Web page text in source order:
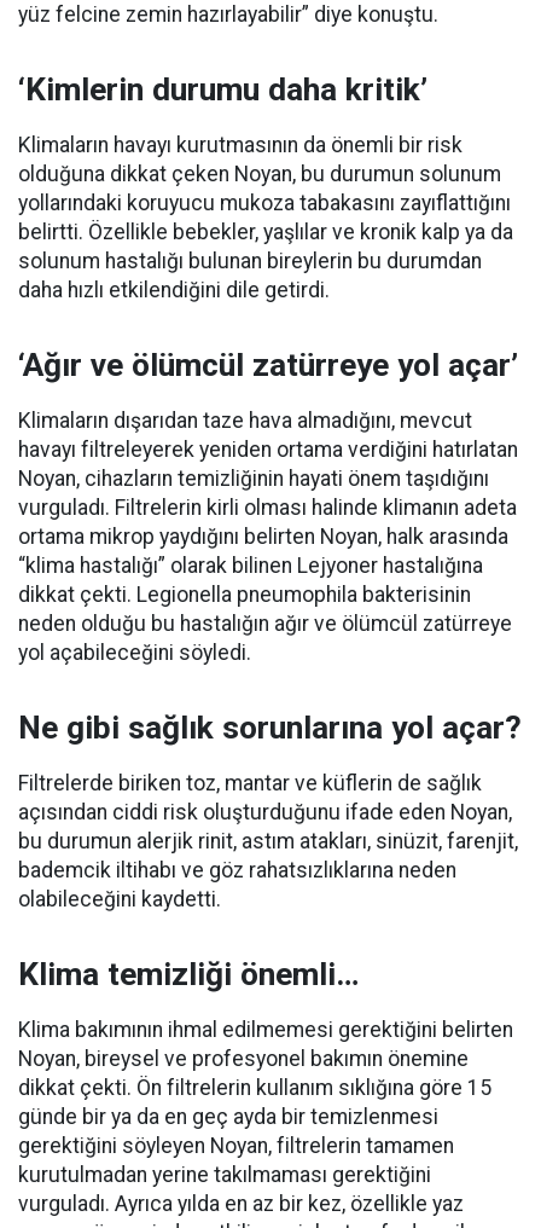
yüz felcine zemin hazırlayabilir” diye konuştu.
‘Kimlerin durumu daha kritik’
Klimaların havayı kurutmasının da önemli bir risk
olduğuna dikkat çeken Noyan, bu durumun solunum
yollarındaki koruyucu mukoza tabakasını zayıflattığını
belirtti. Özellikle bebekler, yaşlılar ve kronik kalp ya da
solunum hastalığı bulunan bireylerin bu durumdan
daha hızlı etkilendiğini dile getirdi.
‘Ağır ve ölümcül zatürreye yol açar’
Klimaların dışarıdan taze hava almadığını, mevcut
havayı filtreleyerek yeniden ortama verdiğini hatırlatan
Noyan, cihazların temizliğinin hayati önem taşıdığını
vurguladı. Filtrelerin kirli olması halinde klimanın adeta
ortama mikrop yaydığını belirten Noyan, halk arasında
“klima hastalığı” olarak bilinen Lejyoner hastalığına
dikkat çekti. Legionella pneumophila bakterisinin
neden olduğu bu hastalığın ağır ve ölümcül zatürreye
yol açabileceğini söyledi.
Ne gibi sağlık sorunlarına yol açar?
Filtrelerde biriken toz, mantar ve küflerin de sağlık
açısından ciddi risk oluşturduğunu ifade eden Noyan,
bu durumun alerjik rinit, astım atakları, sinüzit, farenjit,
bademcik iltihabı ve göz rahatsızlıklarına neden
olabileceğini kaydetti.
Klima temizliği önemli…
Klima bakımının ihmal edilmemesi gerektiğini belirten
Noyan, bireysel ve profesyonel bakımın önemine
dikkat çekti. Ön filtrelerin kullanım sıklığına göre 15
günde bir ya da en geç ayda bir temizlenmesi
gerektiğini söyleyen Noyan, filtrelerin tamamen
kurutulmadan yerine takılmaması gerektiğini
vurguladı. Ayrıca yılda en az bir kez, özellikle yaz